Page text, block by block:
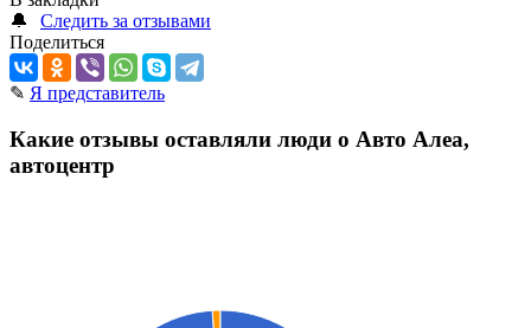
🔔
Следить за отзывами
Поделиться
✎ Я представитель
Какие отзывы оставляли люди о Авто Алеа,
автоцентр